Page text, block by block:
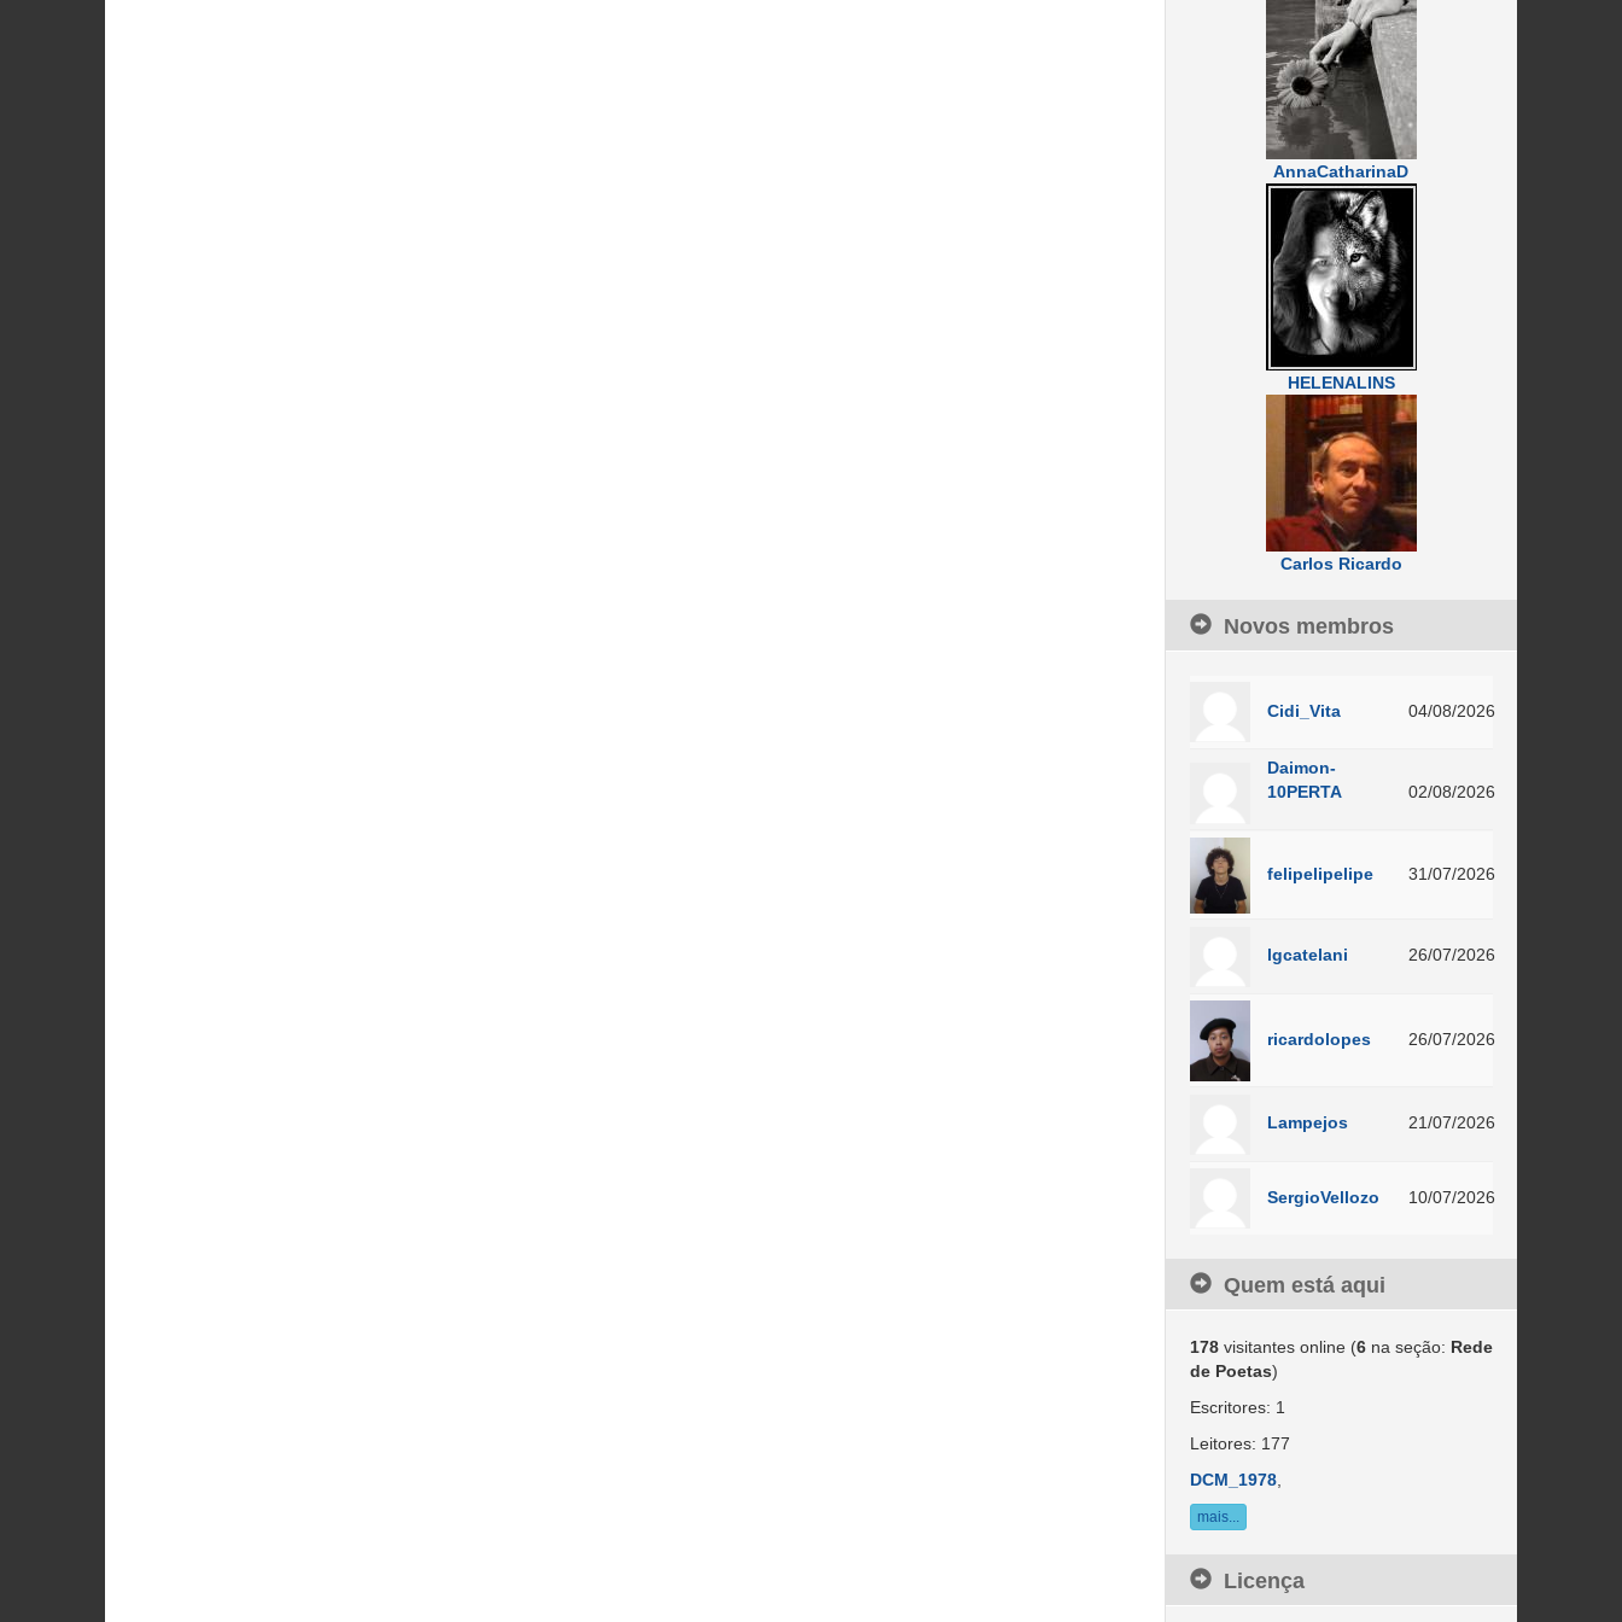
AnnaCatharinaD
HELENALINS
Carlos Ricardo
Novos membros
Cidi_Vita 04/08/2026
Daimon-
10PERTA
02/08/2026
felipelipelipe 31/07/2026
lgcatelani 26/07/2026
ricardolopes 26/07/2026
Lampejos 21/07/2026
SergioVellozo 10/07/2026
Quem está aqui
178visitantes online (6na seção: Rede
de Poetas)
Escritores: 1
Leitores: 177
DCM_1978,
mais...
Licença